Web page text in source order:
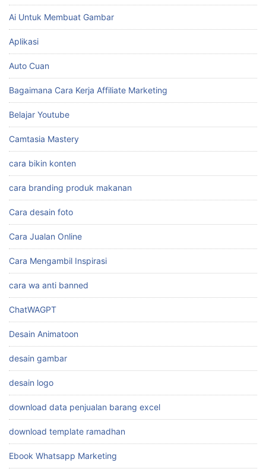
Ai Untuk Membuat Gambar
Aplikasi
Auto Cuan
Bagaimana Cara Kerja Affiliate Marketing
Belajar Youtube
Camtasia Mastery
cara bikin konten
cara branding produk makanan
Cara desain foto
Cara Jualan Online
Cara Mengambil Inspirasi
cara wa anti banned
ChatWAGPT
Desain Animatoon
desain gambar
desain logo
download data penjualan barang excel
download template ramadhan
Ebook Whatsapp Marketing